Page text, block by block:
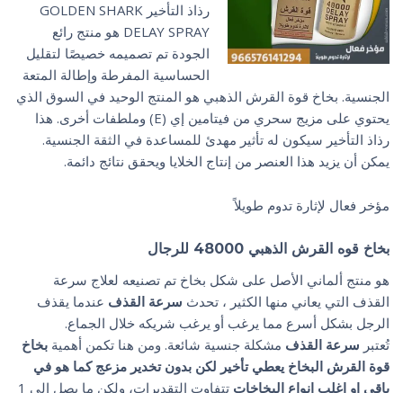
رذاذ التأخير GOLDEN SHARK
DELAY SPRAY هو منتج رائع
الجودة تم تصميمه خصيصًا لتقليل
الحساسية المفرطة وإطالة المتعة
الجنسية. بخاخ قوة القرش الذهبي هو المنتج الوحيد في السوق الذي
يحتوي على مزيج سحري من فيتامين إي (E) وملطفات أخرى. هذا
رذاذ التأخير سيكون له تأثير مهدئ للمساعدة في الثقة الجنسية.
يمكن أن يزيد هذا العنصر من إنتاج الخلايا ويحقق نتائج دائمة.
مؤخر فعال لإثارة تدوم طويلاً
بخاخ قوه القرش الذهبي 48000 للرجال
هو منتج ألماني الأصل على شكل بخاخ تم تصنيعه لعلاج سرعة
القذف التي يعاني منها الكثير ، تحدث سرعة القذف عندما يقذف
الرجل بشكل أسرع مما يرغب أو يرغب شريكه خلال الجماع.
تُعتبر سرعة القذف مشكلة جنسية شائعة. ومن هنا تكمن أهمية بخاخ
قوة القرش البخاخ يعطي تأخير لكن بدون تخدير مزعج كما هو في
باقي او اغلب انواع البخاخات
تتفاوت التقديرات، ولكن ما يصل إلى 1